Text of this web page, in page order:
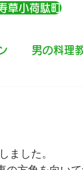
草小荷駄町
男の料理
ました。